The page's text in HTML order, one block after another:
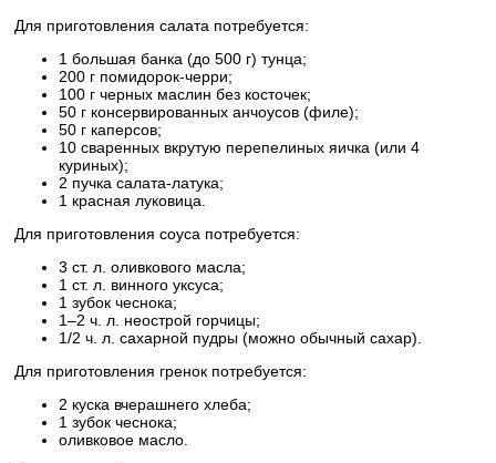
Для приготовления салата потребуется:
1 большая банка (до 500 г) тунца;
200 г помидорок-черри;
100 г черных маслин без косточек;
50 г консервированных анчоусов (филе);
50 г каперсов;
10 сваренных вкрутую перепелиных яичка (или 4
куриных);
2 пучка салата-латука;
1 красная луковица.
Для приготовления соуса потребуется:
3 ст. л. оливкового масла;
1 ст. л. винного уксуса;
1 зубок чеснока;
1–2 ч. л. неострой горчицы;
1/2 ч. л. сахарной пудры (можно обычный сахар).
Для приготовления гренок потребуется:
2 куска вчерашнего хлеба;
1 зубок чеснока;
оливковое масло.